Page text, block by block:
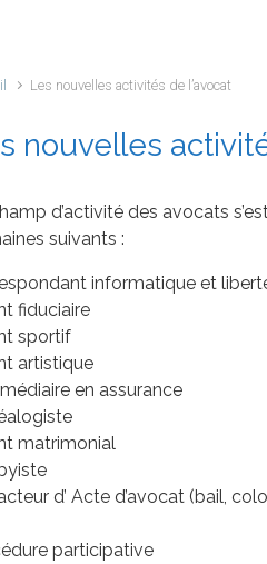
Les nouvelles activités de l’avocat
nouvelles
d’activité des avocats
suivants :
informatique et
fiduciaire
sportif
artistique
en assurance
matrimonial
d’ Acte d’avocat (bail,
participative